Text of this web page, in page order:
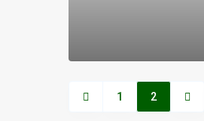
1 2